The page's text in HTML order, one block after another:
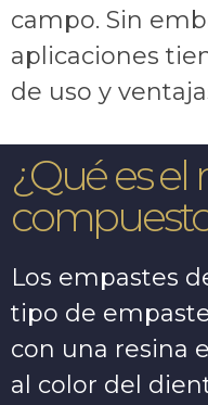
campo. Sin
aplicaciones
de uso y
¿Qué es el
Los empastes
tipo de
con una resina
al color del